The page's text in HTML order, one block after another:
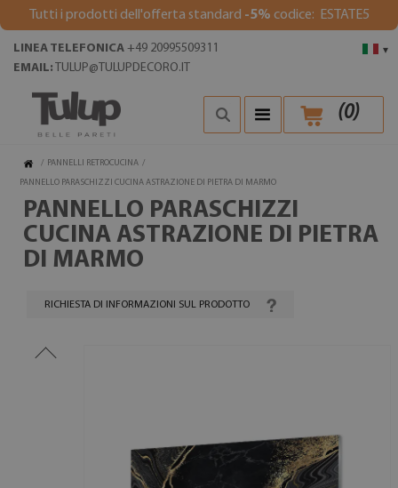
Tutti i prodotti dell'offerta standard -5% codice: ESTATE5
▾
LINEA TELEFONICA +49 20995509311
EMAIL: TULUP@TULUPDECORO.IT
(0)
/ PANNELLI RETROCUCINA /
PANNELLO PARASCHIZZI CUCINA ASTRAZIONE DI PIETRA DI MARMO
PANNELLO PARASCHIZZI
CUCINA ASTRAZIONE DI PIETRA
DI MARMO
RICHIESTA DI INFORMAZIONI SUL PRODOTTO